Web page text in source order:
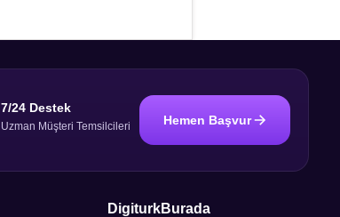
7/24 Destek
Uzman Müşteri Temsilcileri Hemen Başvur
DigiturkBurada